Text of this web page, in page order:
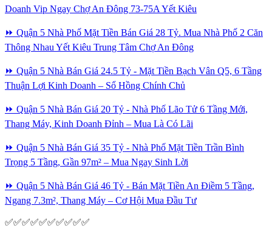
Doanh Vip Ngay Chợ An Đông 73-75A Yết Kiêu
⏩ Quận 5 Nhà Phố Mặt Tiền Bán Giá 28 Tỷ. Mua Nhà Phố 2 Căn
Thông Nhau Yết Kiêu Trung Tâm Chợ An Đông
⏩ Quận 5 Nhà Bán Giá 24.5 Tỷ - Mặt Tiền Bạch Vân Q5, 6 Tầng
Thuận Lợi Kinh Doanh – Sổ Hồng Chính Chủ
⏩ Quận 5 Nhà Bán Giá 20 Tỷ - Nhà Phố Lão Tử 6 Tầng Mới,
Thang Máy, Kinh Doanh Đỉnh – Mua Là Có Lãi
⏩ Quận 5 Nhà Bán Giá 35 Tỷ - Nhà Phố Mặt Tiền Trần Bình
Trọng 5 Tầng, Gần 97m² – Mua Ngay Sinh Lời
⏩ Quận 5 Nhà Bán Giá 46 Tỷ - Bán Mặt Tiền An Điềm 5 Tầng,
Ngang 7.3m², Thang Máy – Cơ Hội Mua Đầu Tư
✅✅✅✅✅✅✅✅✅✅